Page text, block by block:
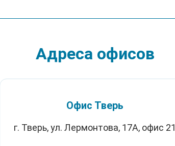
Адреса офисов
Офис Тверь
г. Тверь, ул. Лермонтова, 17А, офис 21